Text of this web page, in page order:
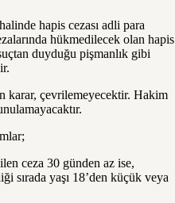
hapis cezası adli para
hükmedilecek olan hapis
duyduğu pişmanlık gibi
karar, çevrilemeyecektir. Hakim
ceza 30 günden az ise,
sırada yaşı 18’den küçük veya